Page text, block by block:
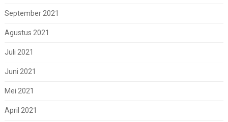
September 2021
Agustus 2021
Juli 2021
Juni 2021
Mei 2021
April 2021